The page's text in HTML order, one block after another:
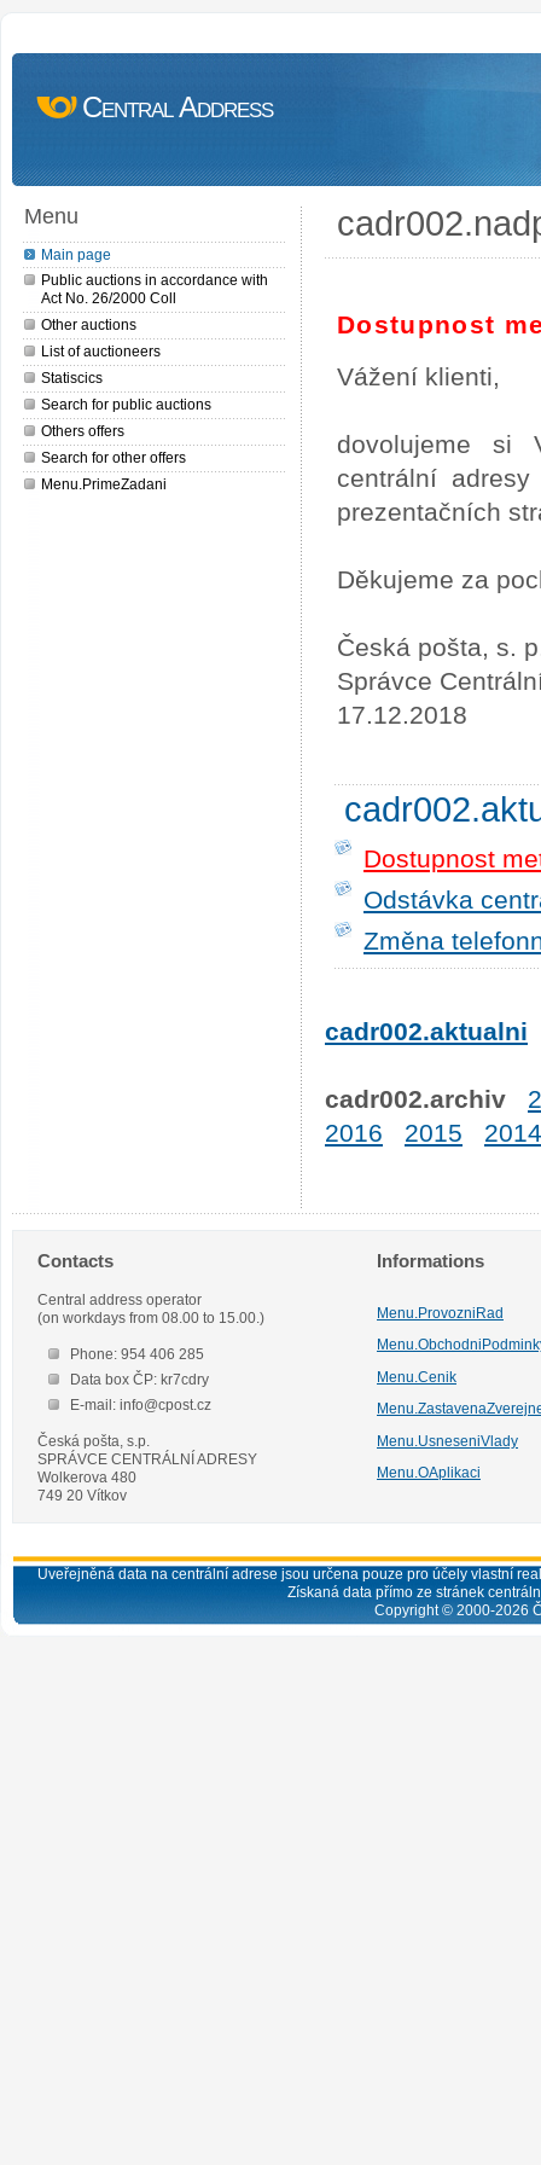
Central Address
Menu
Main page
Public auctions in accordance with
Act No. 26/2000 Coll
Other auctions
List of auctioneers
Statiscics
Search for public auctions
Others offers
Search for other offers
Menu.PrimeZadani
Dostupnost
Vážení klienti,
dovolujeme si
centrální
prezentačních
Děkujeme za
Česká pošta, s.
Správce
17.12.2018
Dostupnost
Odstávka
Změna
cadr002.aktualni
cadr002.archiv
2016
2015 2014
Contacts
Central address operator
(on workdays from 08.00 to 15.00.)
Phone: 954 406 285
Data box ČP: kr7cdry
E-mail: info@cpost.cz
Česká pošta, s.p.
SPRÁVCE CENTRÁLNÍ ADRESY
Wolkerova 480
749 20 Vítkov
Informations
Menu.ProvozniRad
Menu.Cenik
Menu.UsneseniVlady
Menu.OAplikaci
Uveřejněná data na centrální adrese jsou určena pouze pro účely vlastní
Získaná data přímo ze stránek
Copyright © 2000-2026